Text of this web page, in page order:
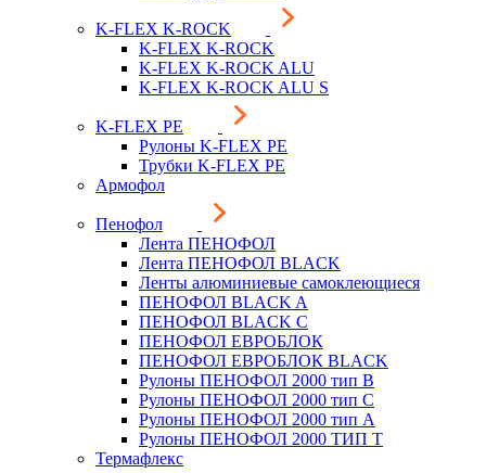
K-FLEX K-ROCK
K-FLEX K-ROCK
K-FLEX K-ROCK ALU
K-FLEX K-ROCK ALU S
K-FLEX PE
Рулоны K-FLEX PE
Трубки K-FLEX PE
Армофол
Пенофол
Лента ПЕНОФОЛ
Лента ПЕНОФОЛ BLACK
Ленты алюминиевые самоклеющиеся
ПЕНОФОЛ BLACK A
ПЕНОФОЛ BLACK С
ПЕНОФОЛ ЕВРОБЛОК
ПЕНОФОЛ ЕВРОБЛОК BLACK
Рулоны ПЕНОФОЛ 2000 тип B
Рулоны ПЕНОФОЛ 2000 тип C
Рулоны ПЕНОФОЛ 2000 тип А
Рулоны ПЕНОФОЛ 2000 ТИП Т
Термафлекс